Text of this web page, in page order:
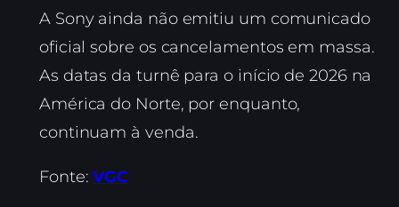
A Sony ainda não emitiu um comunicado
oficial sobre os cancelamentos em massa.
As datas da turnê para o início de 2026 na
América do Norte, por enquanto,
continuam à venda.
Fonte:VGC